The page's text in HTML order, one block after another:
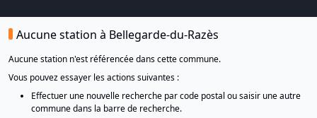
Aucune station à Bellegarde-du-Razès
Aucune station n'est référencée dans cette commune.
Vous pouvez essayer les actions suivantes :
Effectuer une nouvelle recherche par code postal ou saisir une autre
commune dans la barre de recherche.